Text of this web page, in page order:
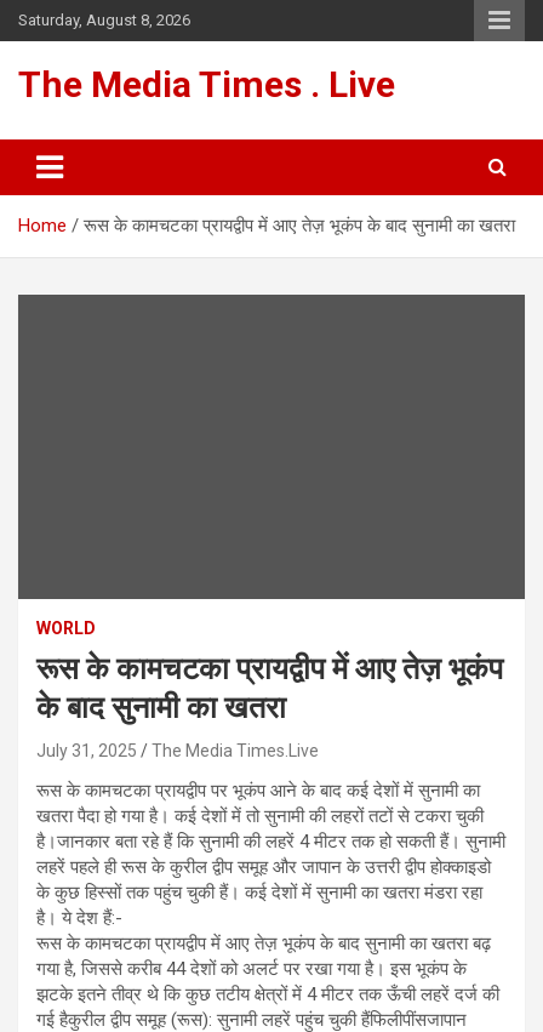
Skip
to
Saturday, August 8, 2026
The Media Times . Live
Home रूस के कामचटका प्रायद्वीप में आए तेज़ भूकंप के बाद सुनामी का खतरा
WORLD
रूस के कामचटका प्रायद्वीप में आए तेज़ भूकंप
के बाद सुनामी का खतरा
July 31, 2025 The Media Times.Live
रूस के कामचटका प्रायद्वीप पर भूकंप आने के बाद कई देशों में सुनामी का
खतरा पैदा हो गया है। कई देशों में तो सुनामी की लहरों तटों से टकरा चुकी
है।जानकार बता रहे हैं कि सुनामी की लहरें 4 मीटर तक हो सकती हैं। सुनामी
लहरें पहले ही रूस के कुरील द्वीप समूह और जापान के उत्तरी द्वीप होक्काइडो
के कुछ हिस्सों तक पहुंच चुकी हैं। कई देशों में सुनामी का खतरा मंडरा रहा
है। ये देश हैं:-
रूस के कामचटका प्रायद्वीप में आए तेज़ भूकंप के बाद सुनामी का खतरा बढ़
गया है, जिससे करीब 44 देशों को अलर्ट पर रखा गया है। इस भूकंप के
झटके इतने तीव्र थे कि कुछ तटीय क्षेत्रों में 4 मीटर तक ऊँची लहरें दर्ज की
गई हैकुरील द्वीप समूह (रूस): सुनामी लहरें पहुंच चुकी हैंफिलीपींसजापान